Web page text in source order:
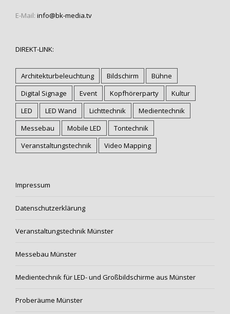
E-Mail: info@bk-media.tv
DIREKT-LINK:
Architekturbeleuchtung Bildschirm
Bühne
Digital Signage
Event Kopfhörerparty
Kultur
LED
LED Wand Lichttechnik
Medientechnik
Messebau
Mobile LED
Tontechnik
Veranstaltungstechnik
Video Mapping
Impressum
Datenschutzerklärung
Veranstaltungstechnik Münster
Messebau Münster
Medientechnik für LED- und Großbildschirme aus Münster
Proberäume Münster